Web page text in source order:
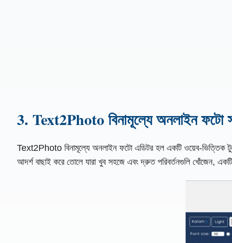
3. Text2Photo বিনামূল্যে অনলাইন ফটো
Text2Photo বিনামূল্যে অনলাইন ফটো এডিটর হল একটি ওয়েব-ভিত্তিক টুল যা
আদর্শ বাছাই করে তোলে যারা খুব সহজে এবং দ্রুত পরিবর্তনগুলি খোঁজেন, একটি